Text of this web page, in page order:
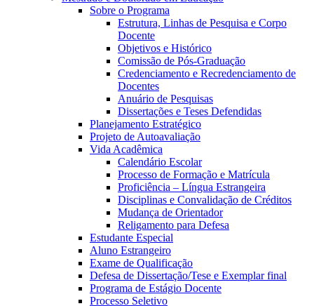
Sobre o Programa
Estrutura, Linhas de Pesquisa e Corpo
Docente
Objetivos e Histórico
Comissão de Pós-Graduação
Credenciamento e Recredenciamento de
Docentes
Anuário de Pesquisas
Dissertações e Teses Defendidas
Planejamento Estratégico
Projeto de Autoavaliação
Vida Acadêmica
Calendário Escolar
Processo de Formação e Matrícula
Proficiência – Língua Estrangeira
Disciplinas e Convalidação de Créditos
Mudança de Orientador
Religamento para Defesa
Estudante Especial
Aluno Estrangeiro
Exame de Qualificação
Defesa de Dissertação/Tese e Exemplar final
Programa de Estágio Docente
Processo Seletivo